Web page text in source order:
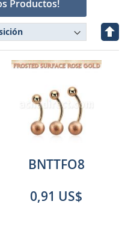
Productos!
Fijar
BNTTFO8
0,91 US$